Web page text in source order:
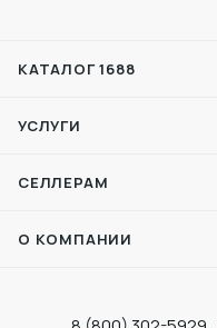
КАТАЛОГ 1688
УСЛУГИ
СЕЛЛЕРАМ
О КОМПАНИИ